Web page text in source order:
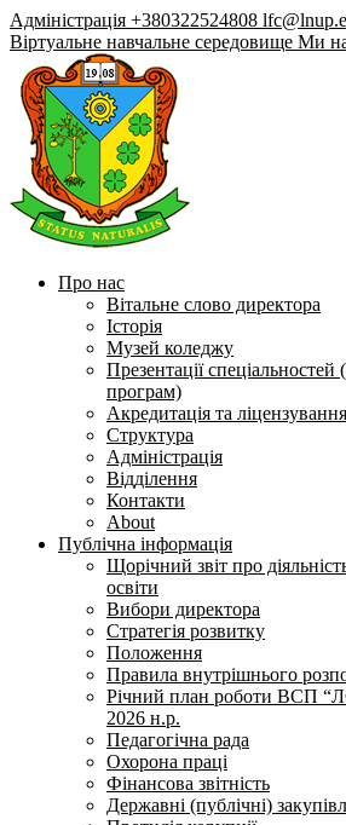
Адміністрація +380322524808
Віртуальне навчальне середовище Ми
Про нас
Вітальне слово директора
Історія
Музей коледжу
Презентації
програм)
Акредитація та ліцензування
Структура
Адміністрація
Відділення
Контакти
About
Публічна інформація
Щорічний звіт про
освіти
Вибори директора
Стратегія розвитку
Положення
Правила внутрішнього
Річний план роботи ВСП
2026 н.р.
Педагогічна рада
Охорона праці
Фінансова звітність
Державні (публічні)